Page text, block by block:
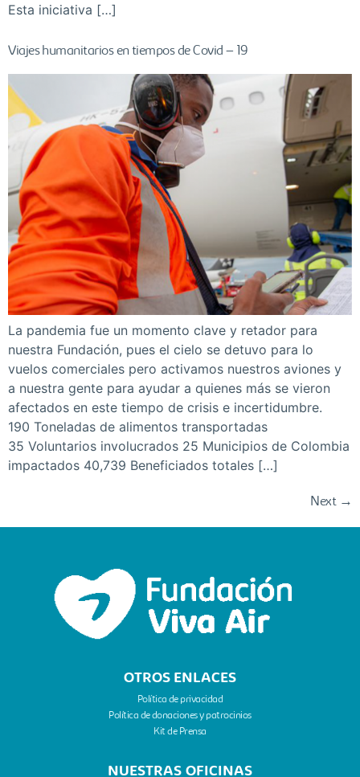
Esta iniciativa […]
Viajes humanitarios en tiempos de Covid – 19
La pandemia fue un momento clave y retador para
nuestra Fundación, pues el cielo se detuvo para lo
vuelos comerciales pero activamos nuestros aviones y
a nuestra gente para ayudar a quienes más se vieron
afectados en este tiempo de crisis e incertidumbre.
190 Toneladas de alimentos transportadas
35 Voluntarios involucrados 25 Municipios de Colombia
impactados 40,739 Beneficiados totales […]
Next →
OTROS ENLACES
Política de privacidad
Política de donaciones y patrocinios
Kit de Prensa​
NUESTRAS OFICINAS